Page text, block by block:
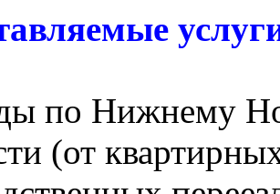
по Нижнему
(от